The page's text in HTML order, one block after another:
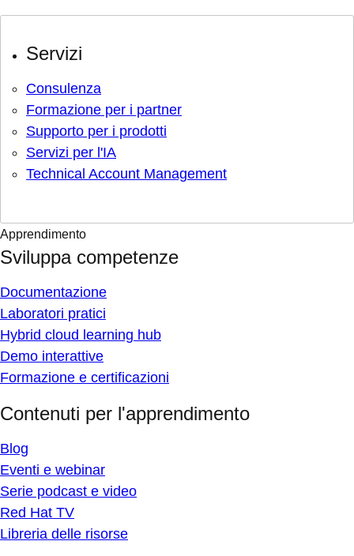
Servizi
Consulenza
Formazione per i partner
Supporto per i prodotti
Servizi per l'IA
Technical Account Management
Apprendimento
Sviluppa competenze
Documentazione
Laboratori pratici
Hybrid cloud learning hub
Demo interattive
Formazione e certificazioni
Contenuti per l'apprendimento
Blog
Eventi e webinar
Serie podcast e video
Red Hat TV
Libreria delle risorse